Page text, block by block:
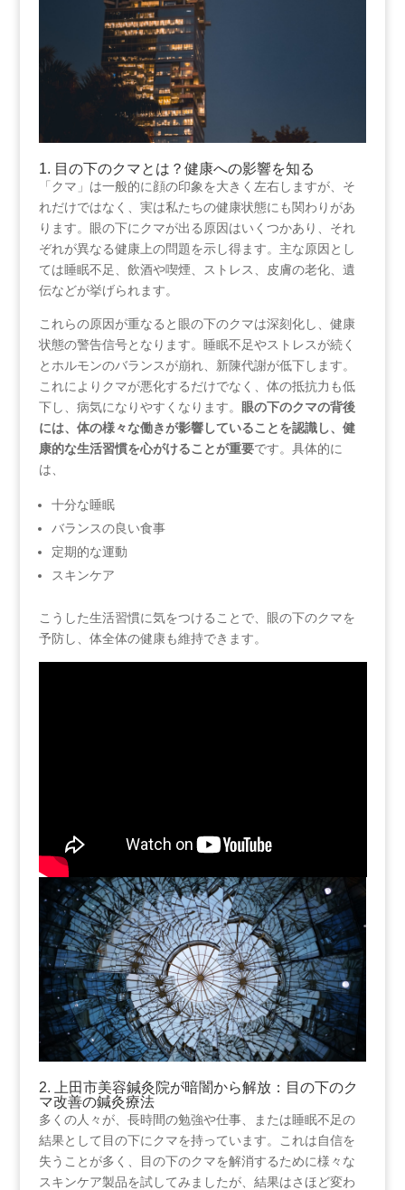
1. 目の下のクマとは？健康への影響を知る
「クマ」は一般的に顔の印象を大きく左右しますが、そ
れだけではなく、実は私たちの健康状態にも関わりがあ
ります。眼の下にクマが出る原因はいくつかあり、それ
ぞれが異なる健康上の問題を示し得ます。主な原因とし
ては睡眠不足、飲酒や喫煙、ストレス、皮膚の老化、遺
伝などが挙げられます。
これらの原因が重なると眼の下のクマは深刻化し、健康
状態の警告信号となります。睡眠不足やストレスが続く
とホルモンのバランスが崩れ、新陳代謝が低下します。
これによりクマが悪化するだけでなく、体の抵抗力も低
下し、病気になりやすくなります。
眼の下のクマの背後
には、体の様々な働きが影響していることを認識し、健
康的な生活習慣を心がけることが重要です。具体的に
は、
十分な睡眠
バランスの良い食事
定期的な運動
スキンケア
こうした生活習慣に気をつけることで、眼の下のクマを
予防し、体全体の健康も維持できます。
2. 上田市美容鍼灸院が暗闇から解放：目の下のク
マ改善の鍼灸療法
多くの人々が、長時間の勉強や仕事、または睡眠不足の
結果として目の下にクマを持っています。これは自信を
失うことが多く、目の下のクマを解消するために様々な
スキンケア製品を試してみましたが、結果はさほど変わ